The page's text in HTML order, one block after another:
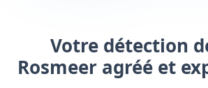
Votre détection
Rosmeer agréé et